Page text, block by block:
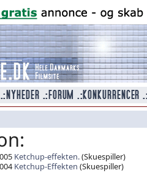
Ketchup-effekten.(Skuespiller)
Ketchup-Effekten (Skuespiller)